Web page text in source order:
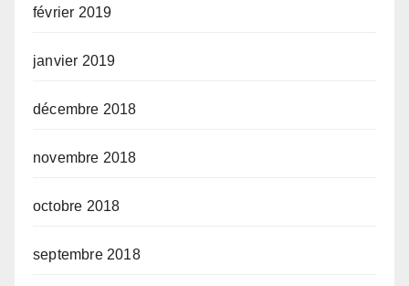
février 2019
janvier 2019
décembre 2018
novembre 2018
octobre 2018
septembre 2018